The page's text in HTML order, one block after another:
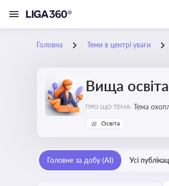
Головна Теми в центрі уваги
Вища освіта
ПРО ЩО ТЕМА: Тема
Освіта
Головне за добу (AI) Усі